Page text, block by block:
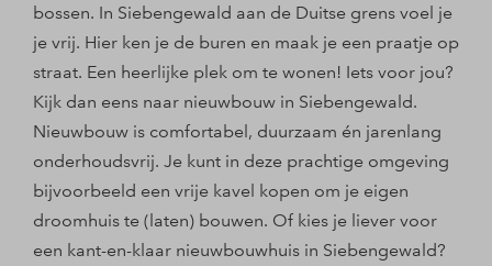
bossen. In Siebengewald aan de Duitse grens voel je
je vrij. Hier ken je de buren en maak je een praatje op
straat. Een heerlijke plek om te wonen! Iets voor jou?
Kijk dan eens naar nieuwbouw in Siebengewald.
Nieuwbouw is comfortabel, duurzaam én jarenlang
onderhoudsvrij. Je kunt in deze prachtige omgeving
bijvoorbeeld een vrije kavel kopen om je eigen
droomhuis te (laten) bouwen. Of kies je liever voor
een kant-en-klaar nieuwbouwhuis in Siebengewald?